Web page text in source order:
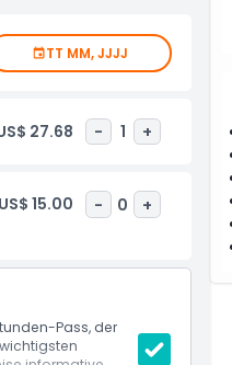
durch Málaga bietet
sehen.TT MM, JJJJ
27.68 - 1 +
US$ 15.00 - 0 +
Pass, der